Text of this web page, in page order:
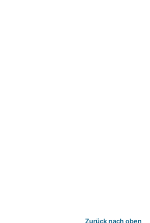
Zurück nach oben